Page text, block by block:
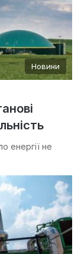
Новини
енергії не